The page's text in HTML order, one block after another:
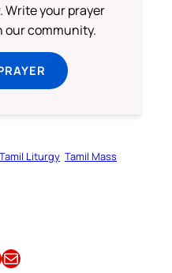
Write your prayer
our community.
Tamil Liturgy Tamil Mass
Email this Article